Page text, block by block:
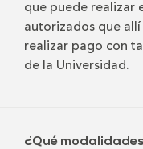
que puede realizar
autorizados que
realizar pago con
de la Universidad.
¿Qué